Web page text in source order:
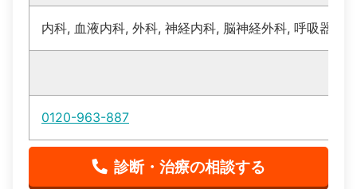
内科, 血液内科, 外科, 神経内科, 脳神経外科, 呼吸器科
0120-963-887
診断・治療の相談する